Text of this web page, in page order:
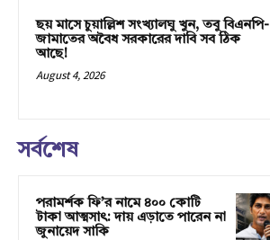
ছয় মাসে চুয়াল্লিশ সংখ্যালঘু খুন, তবু বিএনপি-
জামাতের অবৈধ সরকারের দাবি সব ঠিক
আছে!
August 4, 2026
সর্বশেষ
পরামর্শক ফি’র নামে ৪০০ কোটি
টাকা আত্মসাৎ: দায় এড়াতে পারেন না
জুনায়েদ সাকি